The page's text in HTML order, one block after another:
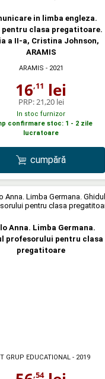
in limba engleza.
pentru clasa pregatitoare.
a II-a, Cristina Johnson,
ARAMIS
ARAMIS - 2021
16,11 lei
PRP: 21,20 lei
In stoc furnizor
confirmare stoc: 1 - 2 zile
lucratoare
cumpără
Anna. Limba Germana.
profesorului pentru clasa
pregatitoare
GRUP EDUCATIONAL - 2019
,54